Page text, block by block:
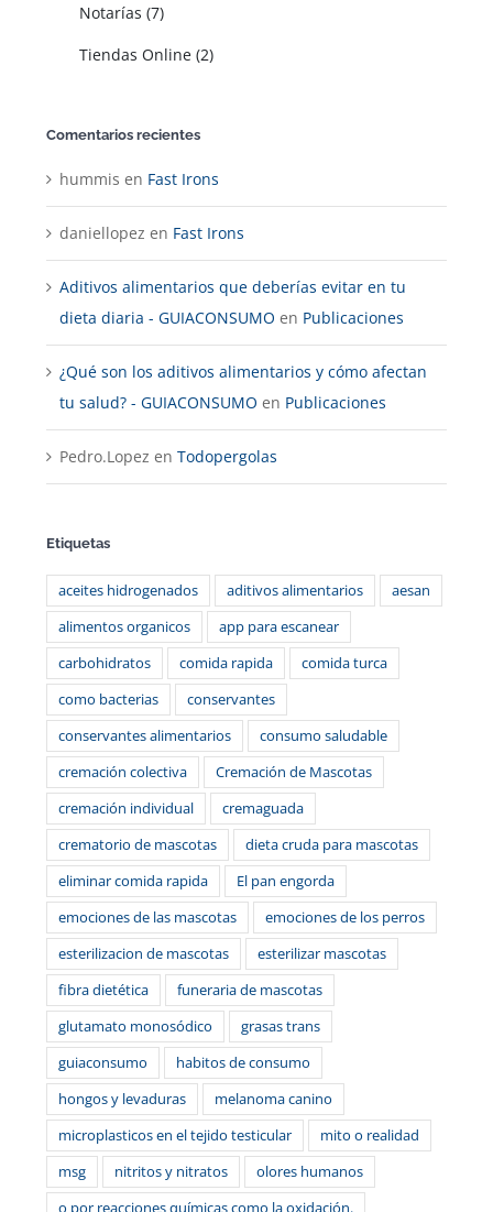
Notarías (7)
Tiendas Online (2)
Comentarios recientes
hummis en Fast Irons
daniellopez en Fast Irons
Aditivos alimentarios que deberías evitar en tu
dieta diaria - GUIACONSUMO en Publicaciones
¿Qué son los aditivos alimentarios y cómo afectan
tu salud? - GUIACONSUMO en Publicaciones
Pedro.Lopez en Todopergolas
Etiquetas
aceites hidrogenados aditivos alimentarios
aesan
alimentos organicos
app para escanear
carbohidratos
comida rapida
comida turca
como bacterias
conservantes
conservantes alimentarios
consumo saludable
cremación colectiva
Cremación de Mascotas
cremación individual
cremaguada
crematorio de mascotas
dieta cruda para mascotas
eliminar comida rapida
El pan engorda
emociones de las mascotas
emociones de los perros
esterilizacion de mascotas
esterilizar mascotas
fibra dietética
funeraria de mascotas
glutamato monosódico
grasas trans
guiaconsumo
habitos de consumo
hongos y levaduras
melanoma canino
microplasticos en el tejido testicular
mito o realidad
msg
nitritos y nitratos
olores humanos